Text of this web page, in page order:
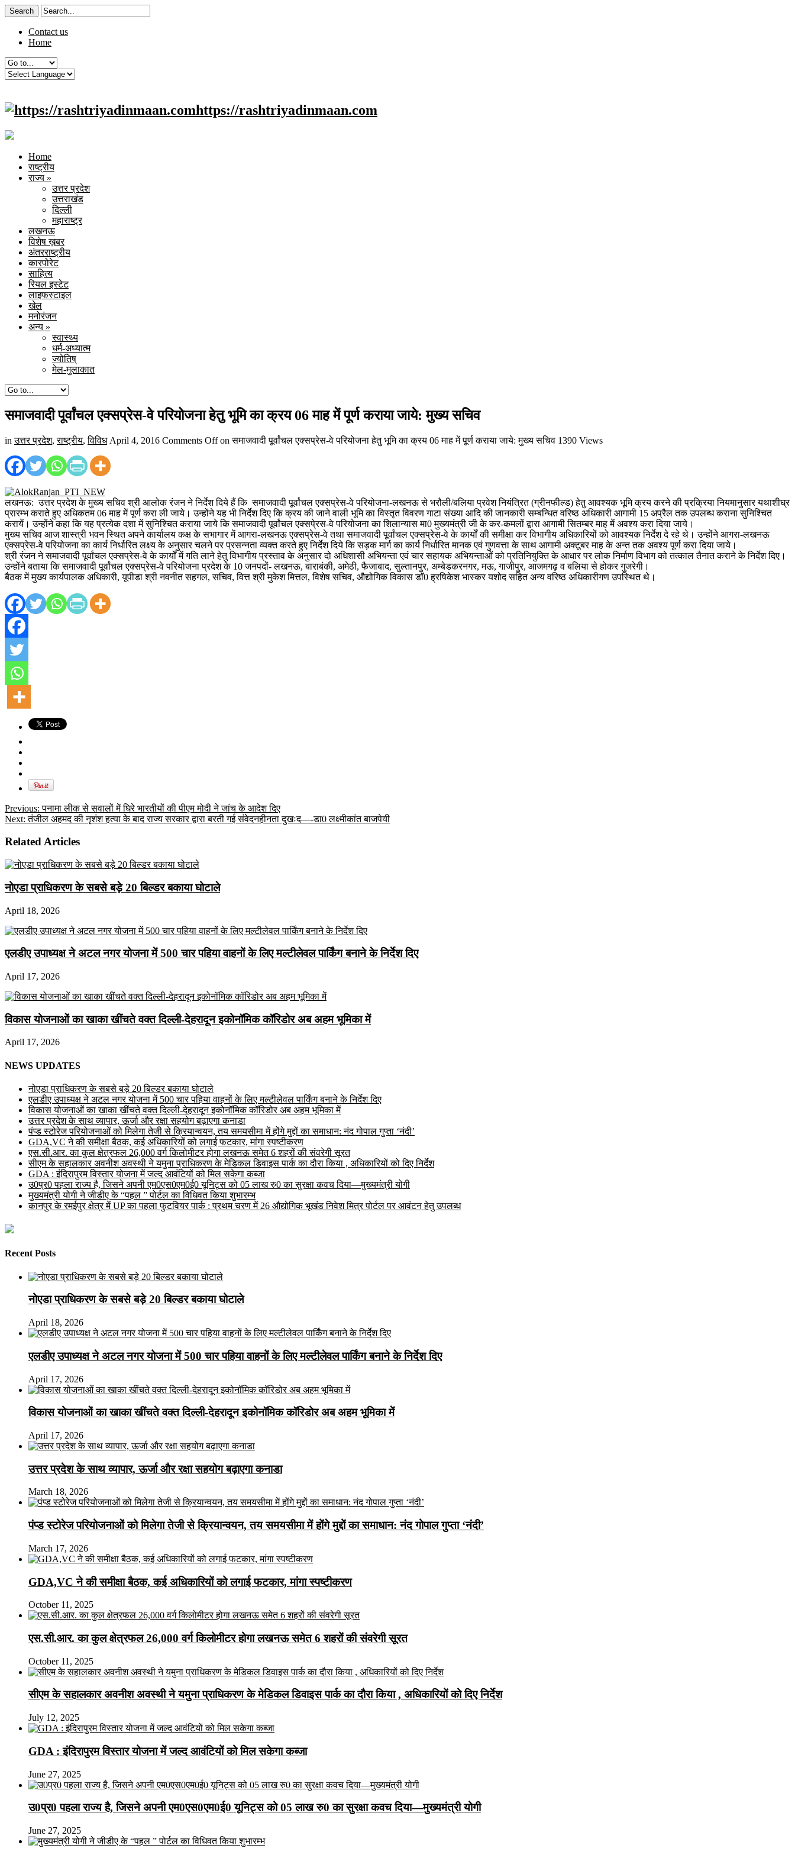
Contact us
Home
https://rashtriyadinmaan.com
Home
राष्ट्रीय
राज्य »
उत्तर प्रदेश
उत्तराखंड
दिल्ली
महाराष्ट्र
लखनऊ
विशेष ख़बर
अंतरराष्ट्रीय
कारपोरेट
साहित्य
रियल इस्टेट
लाइफस्टाइल
खेल
मनोरंजन
अन्य »
स्वास्थ्य
धर्म-अध्यात्म
ज्योतिष्
मेल-मुलाकात
समाजवादी पूर्वांचल एक्सप्रेस-वे परियोजना हेतु भूमि का क्रय 06 माह में पूर्ण कराया जाये: मुख्य सचिव
inउत्तर प्रदेश,राष्ट्रीय,विविध April 4, 2016 Comments Offon समाजवादी पूर्वांचल एक्सप्रेस-वे परियोजना हेतु भूमि का क्रय 06 माह में पूर्ण कराया जाये: मुख्य सचिव 1390 Views
लखनऊ: उत्तर प्रदेश के मुख्य सचिव श्री आलोक रंजन ने निर्देश दिये हैं कि समाजवादी पूर्वांचल एक्सप्रेस-वे परियोजना-लखनऊ से भरौली/बलिया प्रवेश नियंत्रित (ग्रीनफील्ड) हेतु आवश्यक भूमि क्रय करने की प्रक्रिया नियमानुसार यथाशीघ्र
प्रारम्भ कराते हुए अधिकतम 06 माह में पूर्ण करा ली जाये। उन्होंने यह भी निर्देश दिए कि क्रय की जाने वाली भूमि का विस्तृत विवरण गाटा संख्या आदि की जानकारी सम्बन्धित वरिष्ठ अधिकारी आगामी 15 अप्रैल तक उपलब्ध कराना सुनिश्चित
करायें। उन्होंने कहा कि यह प्रत्येक दशा में सुनिश्चित कराया जाये कि समाजवादी पूर्वांचल एक्सपे्रस-वे परियोजना का शिलान्यास मा0 मुख्यमंत्री जी के कर-कमलों द्वारा आगामी सितम्बर माह में अवश्य करा दिया जाये।
मुख्य सचिव आज शास्त्री भवन स्थित अपने कार्यालय कक्ष के सभागार में आगरा-लखनऊ एक्सप्रेस-वे तथा समाजवादी पूर्वांचल एक्सप्रेस-वे के कार्यों की समीक्षा कर विभागीय अधिकारियों को आवश्यक निर्देश दे रहे थे। उन्होंने आगरा-लखनऊ
एक्सप्रेस-वे परियोजना का कार्य निर्धारित लक्ष्य के अनुसार चलने पर प्रसन्नता व्यक्त करते हुए निर्देश दिये कि सड़क मार्ग का कार्य निर्धारित मानक एवं गुणवत्ता के साथ आगामी अक्टूबर माह के अन्त तक अवश्य पूर्ण करा दिया जाये।
श्री रंजन ने समाजवादी पूर्वांचल एक्सप्रेस-वे के कार्यों में गति लाने हेतु विभागीय प्रस्ताव के अनुसार दो अधिशासी अभियन्ता एवं चार सहायक अभियन्ताओं को प्रतिनियुक्ति के आधार पर लोक निर्माण विभाग को तत्काल तैनात कराने के निर्देश दिए।
उन्होंने बताया कि समाजवादी पूर्वांचल एक्सप्रेस-वे परियोजना प्रदेश के 10 जनपदों- लखनऊ, बाराबंकी, अमेठी, फैजाबाद, सुल्तानपुर, अम्बेडकरनगर, मऊ, गाजीपुर, आजमगढ़ व बलिया से होकर गुजरेगी।
बैठक में मुख्य कार्यपालक अधिकारी, यूपीडा श्री नवनीत सहगल, सचिव, वित्त श्री मुकेश मित्तल, विशेष सचिव, औद्योगिक विकास डाॅ0 ह्रषिकेश भास्कर यशोद सहित अन्य वरिष्ठ अधिकारीगण उपस्थित थे।
Previous: पनामा लीक से सवालों में घिरे भारतीयों की पीएम मोदी ने जांच के आदेश दिए
Next: तंजील अहमद की नृशंश हत्या के बाद राज्य सरकार द्वारा बरती गई संवेदनहीनता दुखःद—-डा0 लक्ष्मीकांत बाजपेयी
Related Articles
नोएडा प्राधिकरण के सबसे बड़े 20 बिल्डर बकाया घोटाले
April 18, 2026
एलडीए उपाध्यक्ष ने अटल नगर योजना में 500 चार पहिया वाहनों के लिए मल्टीलेवल पार्किंग बनाने के निर्देश दिए
April 17, 2026
विकास योजनाओं का खाका खींचते वक्त दिल्ली-देहरादून इकोनॉमिक कॉरिडोर अब अहम भूमिका में
April 17, 2026
NEWS UPDATES
नोएडा प्राधिकरण के सबसे बड़े 20 बिल्डर बकाया घोटाले
एलडीए उपाध्यक्ष ने अटल नगर योजना में 500 चार पहिया वाहनों के लिए मल्टीलेवल पार्किंग बनाने के निर्देश दिए
विकास योजनाओं का खाका खींचते वक्त दिल्ली-देहरादून इकोनॉमिक कॉरिडोर अब अहम भूमिका में
उत्तर प्रदेश के साथ व्यापार, ऊर्जा और रक्षा सहयोग बढ़ाएगा कनाडा
पंप्ड स्टोरेज परियोजनाओं को मिलेगा तेजी से क्रियान्वयन, तय समयसीमा में होंगे मुद्दों का समाधान: नंद गोपाल गुप्ता ‘नंदी’
GDA,VC ने की समीक्षा बैठक, कई अधिकारियों को लगाई फटकार, मांगा स्पष्टीकरण
एस.सी.आर. का कुल क्षेत्रफल 26,000 वर्ग किलोमीटर होगा लखनऊ समेत 6 शहरों की संवरेगी सूरत
सीएम के सहालकार अवनीश अवस्थी ने यमुना प्राधिकरण के मेडिकल डिवाइस पार्क का दौरा किया , अधिकारियों को दिए निर्देश
GDA : इंदिरापुरम विस्तार योजना में जल्द आवंटियों को मिल सकेगा कब्जा
उ0प्र0 पहला राज्य है, जिसने अपनी एम0एस0एम0ई0 यूनिट्स को 05 लाख रु0 का सुरक्षा कवच दिया—मुख्यमंत्री योगी
मुख्यमंत्री योगी ने जीडीए के “पहल ” पोर्टल का विधिवत किया शुभारम्भ
कानपुर के रमईपुर क्षेत्र में UP का पहला फुटवियर पार्क : प्रथम चरण में 26 औद्योगिक भूखंड निवेश मित्र पोर्टल पर आवंटन हेतु उपलब्ध
Recent Posts
नोएडा प्राधिकरण के सबसे बड़े 20 बिल्डर बकाया घोटाले
April 18, 2026
एलडीए उपाध्यक्ष ने अटल नगर योजना में 500 चार पहिया वाहनों के लिए मल्टीलेवल पार्किंग बनाने के निर्देश दिए
April 17, 2026
विकास योजनाओं का खाका खींचते वक्त दिल्ली-देहरादून इकोनॉमिक कॉरिडोर अब अहम भूमिका में
April 17, 2026
उत्तर प्रदेश के साथ व्यापार, ऊर्जा और रक्षा सहयोग बढ़ाएगा कनाडा
March 18, 2026
पंप्ड स्टोरेज परियोजनाओं को मिलेगा तेजी से क्रियान्वयन, तय समयसीमा में होंगे मुद्दों का समाधान: नंद गोपाल गुप्ता ‘नंदी’
March 17, 2026
GDA,VC ने की समीक्षा बैठक, कई अधिकारियों को लगाई फटकार, मांगा स्पष्टीकरण
October 11, 2025
एस.सी.आर. का कुल क्षेत्रफल 26,000 वर्ग किलोमीटर होगा लखनऊ समेत 6 शहरों की संवरेगी सूरत
October 11, 2025
सीएम के सहालकार अवनीश अवस्थी ने यमुना प्राधिकरण के मेडिकल डिवाइस पार्क का दौरा किया , अधिकारियों को दिए निर्देश
July 12, 2025
GDA : इंदिरापुरम विस्तार योजना में जल्द आवंटियों को मिल सकेगा कब्जा
June 27, 2025
उ0प्र0 पहला राज्य है, जिसने अपनी एम0एस0एम0ई0 यूनिट्स को 05 लाख रु0 का सुरक्षा कवच दिया—मुख्यमंत्री योगी
June 27, 2025